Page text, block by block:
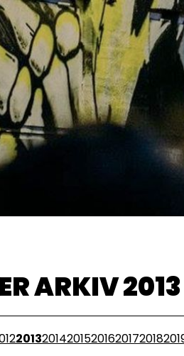
ARKIV2013
201320142015201620172018